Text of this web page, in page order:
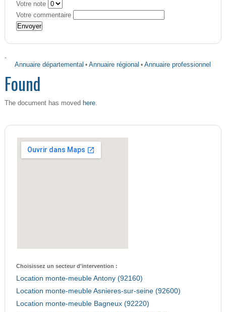
Votre note
Votre commentaire
-
Annuaire départemental •Annuaire régional •Annuaire professionnel
Found
The document has moved here.
Choisissez un secteur d'intervention :
Location monte-meuble Antony (92160)
Location monte-meuble Asnieres-sur-seine (92600)
Location monte-meuble Bagneux (92220)